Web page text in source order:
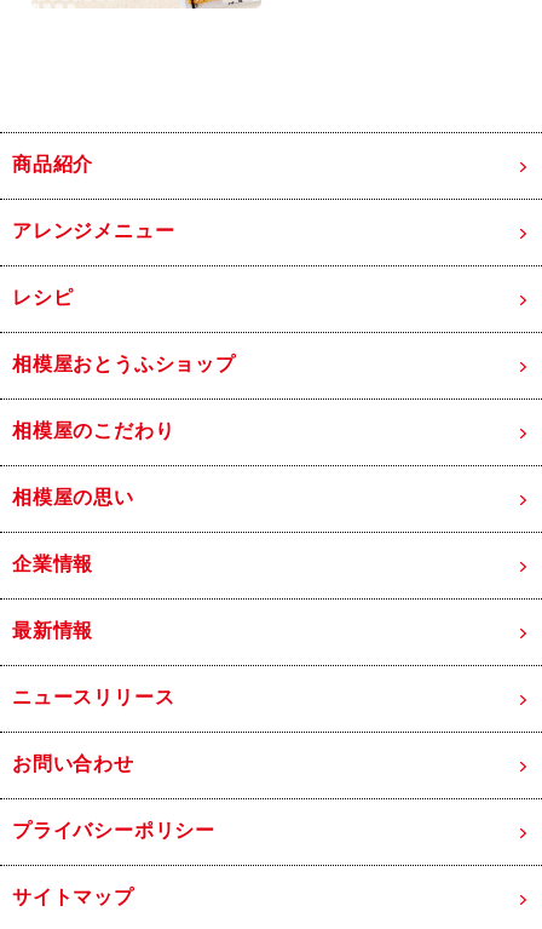
商品紹介
アレンジメニュー
レシピ
相模屋おとうふショップ
相模屋のこだわり
相模屋の思い
企業情報
最新情報
ニュースリリース
お問い合わせ
プライバシーポリシー
サイトマップ